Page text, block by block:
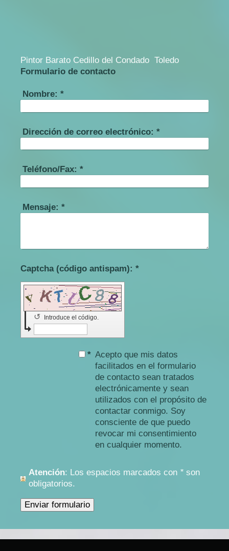
Pintor Barato Cedillo del Condado Toledo
Formulario de contacto
Nombre: *
Dirección de correo electrónico: *
Teléfono/Fax: *
Mensaje: *
Captcha (código antispam): *
Introduce el código.
↺
* Acepto que mis datos
facilitados en el formulario
de contacto sean tratados
electrónicamente y sean
utilizados con el propósito de
contactar conmigo. Soy
consciente de que puedo
revocar mi consentimiento
en cualquier momento.
Atención : Los espacios marcados con * son
obligatorios.